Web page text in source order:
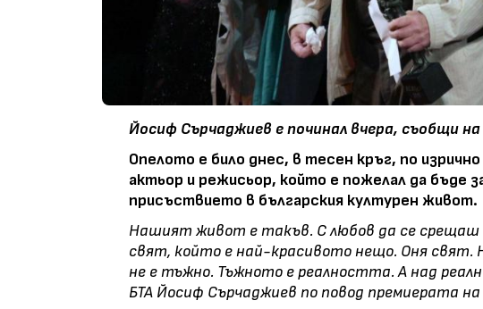
Йосиф Сърчаджиев е починал вчера, съобщи
Опелото е било днес, в тесен кръг, по
актьор и режисьор, който е пожелал да бъде
присъствието в българския културен живот.
Нашият живот е такъв. С любов да се
свят, който е най-красивото нещо. Оня
не е тъжно. Тъжното е реалността. А над
БТА Йосиф Сърчаджиев по повод премиерата